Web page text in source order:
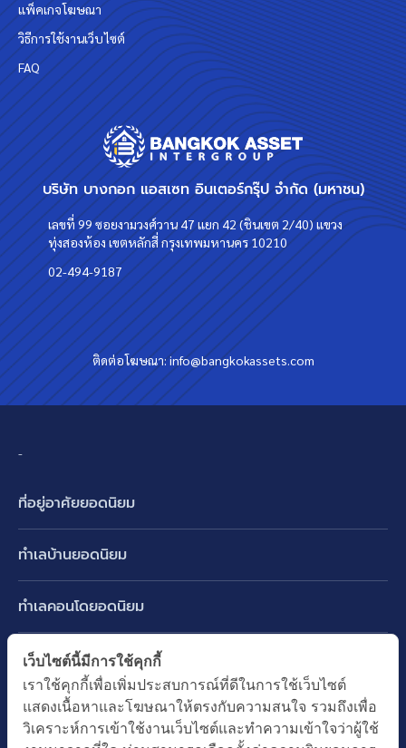
บริษัท บางกอก แอสเซท อินเตอร์กรุ๊ป จำกัด (มหาชน)
เลขที่ 99 ซอยงามวงศ์วาน 47 แยก 42 (ชินเขต 2/40) แขวง
ทุ่งสองห้อง เขตหลักสี่ กรุงเทพมหานคร 10210
02-494-9187
ติดต่อโฆษณา:info@bangkokassets.com
แพ็คเกจโฆษณา
วิธีการใช้งานเว็บไซต์
FAQ
-
ที่อยู่อาศัยยอดนิยม
ทาวน์เฮ้าส์ ทาวน์โฮม
คอนโดมิเนียม
อาคารพาณิชย์ ตึกแถว
ที่ดินเปล่า
อพาร์ทเม้นท์ หอพัก
ทำเลบ้านยอดนิยม
บางนา รามคำแหง 2
ปทุมธานี รังสิต ลำลูกกา
นนทบุรี บางใหญ่ บางบัวทอง
ทำเลคอนโดยอดนิยม
พระราม 9
อ่อนนุช ปุณณวิถี
รัชดาภิเษก ห้วยขวาง
ทำเล BTS ยอดนิยม
BTS ทองหล่อ
BTS เอกมัย
ทำเล MRT ยอดนิยม
MRT เพชรบุรี
เว็บไซต์นี้มีการใช้คุกกี้
เราใช้คุกกี้เพื่อเพิ่มประสบการณ์ที่ดีในการใช้เว็บไซต์
แสดงเนื้อหาและโฆษณาให้ตรงกับความสนใจ รวมถึงเพื่อ
วิเคราะห์การเข้าใช้งานเว็บไซต์และทำความเข้าใจว่าผู้ใช้